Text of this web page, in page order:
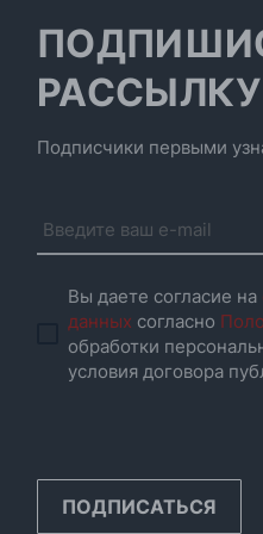
РАССЫЛКУ
Подписчики первыми
Вы даете согласие на
данных согласно
обработки
условия договора
ПОДПИСАТЬСЯ